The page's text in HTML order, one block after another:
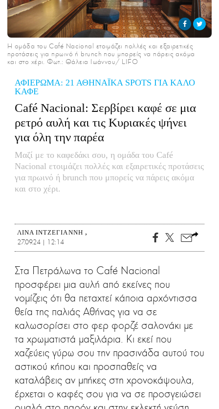
CITY GUIDE
ΑΜΠΑ
PRINT
ΑΦΙΕΡΩΜΑ: 21 ΑΘΗΝΑΪΚΑ SPOTS ΓΙΑ ΚΑΛΟ
ΚΑΦΕ
Café Nacional: Σερβίρει καφέ σε μια
ρετρό αυλή και τις Κυριακές ψήνει
για όλη την παρέα
Μαζί με το καφεδάκι σου, η ομάδα του Café
Nacional ετοιμάζει πολλές και εξαιρετικές προτάσεις
για πρωινό ή brunch που μπορείς να πάρεις ακόμα
και στο χέρι.
H ομάδα του Café Nacional ετοιμάζει πολλές και εξαιρετικές
προτάσεις για πρωινό ή brunch που μπορείς να πάρεις ακόμα
και στο χέρι. Φωτ.: Θάλεια Ιωάννου/ LIFO
ΛΊΝΑ ΙΝΤΖΕΓΙΆΝΝΗ
27.09.24 | 12:14
Στα Πετράλωνα το Café Nacional
προσφέρει μια αυλή από εκείνες που
νομίζεις ότι θα πεταχτεί κάποια αρχόντισσα
θεία της παλιάς Αθήνας για να σε
καλωσορίσει στο φερ φορζέ σαλονάκι με
τα χρωματιστά μαξιλάρια. Κι εκεί που
χαζεύεις γύρω σου την πρασινάδα αυτού του
αστικού κήπου και προσπαθείς να
καταλάβεις αν μπήκες στη χρονοκάψουλα,
έρχεται ο καφές σου για να σε προσγειώσει